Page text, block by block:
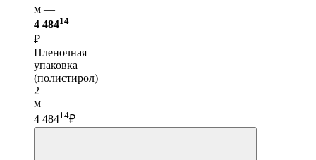
м —
4 48414
₽
Пленочная
упаковка
(полистирол)
2
м
4 48414₽